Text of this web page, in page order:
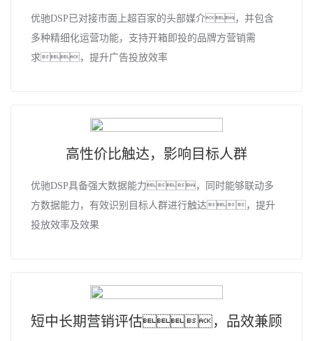
优驰DSP已对接市面上超百家的头部媒介，并包含
多种精细化运营功能，支持开箱即投的品牌方营销需
求，提升广告投放效率
高性价比触达，影响目标人群
优驰DSP具备强大数据能力，同时能够联动多
方数据能力，有效识别目标人群进行触达，提升
投放效率及效果
短中长期营销评估，品效兼顾